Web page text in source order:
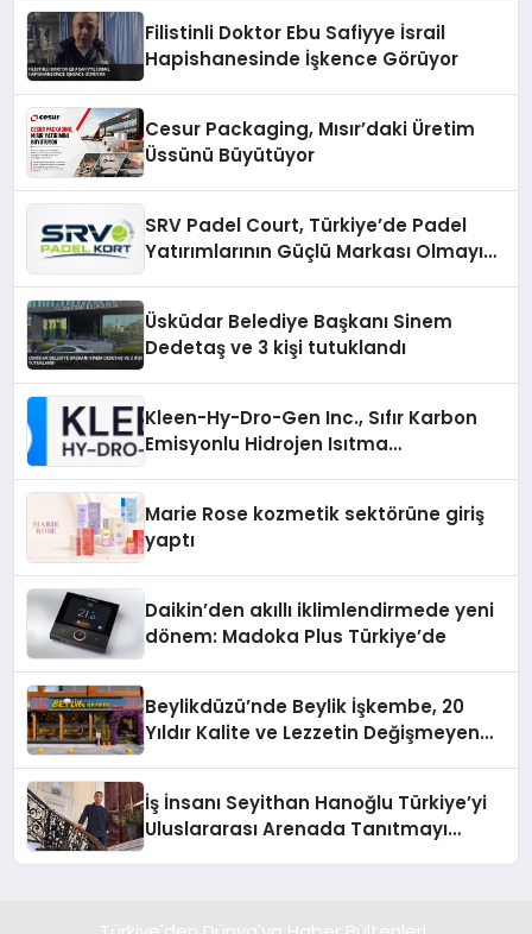
Filistinli Doktor Ebu Safiyye İsrail
Hapishanesinde İşkence Görüyor
Cesur Packaging, Mısır’daki Üretim
Üssünü Büyütüyor
SRV Padel Court, Türkiye’de Padel
Yatırımlarının Güçlü Markası Olmayı
Üsküdar Belediye Başkanı Sinem
Dedetaş ve 3 kişi tutuklandı
Kleen-Hy-Dro-Gen Inc., Sıfır Karbon
Emisyonlu Hidrojen Isıtma
Marie Rose kozmetik sektörüne giriş
yaptı
Daikin’den akıllı iklimlendirmede yeni
dönem: Madoka Plus Türkiye’de
Beylikdüzü’nde Beylik İşkembe, 20
Yıldır Kalite ve Lezzetin Değişmeyen
İş İnsanı Seyithan Hanoğlu Türkiye’yi
Uluslararası Arenada Tanıtmayı